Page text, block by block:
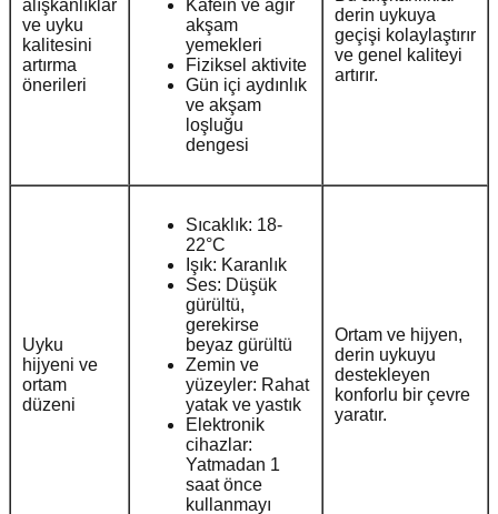
alışkanlıklar
ve uyku
kalitesini
artırma
önerileri
Kafein ve ağır
akşam
yemekleri
Fiziksel aktivite
Gün içi aydınlık
ve akşam
loşluğu
dengesi
derin uykuya
geçişi kolaylaştırır
ve genel kaliteyi
artırır.
Uyku
hijyeni ve
ortam
düzeni
Sıcaklık: 18-
22°C
Işık: Karanlık
Ses: Düşük
gürültü,
gerekirse
beyaz gürültü
Zemin ve
yüzeyler: Rahat
yatak ve yastık
Elektronik
cihazlar:
Yatmadan 1
saat önce
kullanmayı
Ortam ve hijyen,
derin uykuyu
destekleyen
konforlu bir çevre
yaratır.